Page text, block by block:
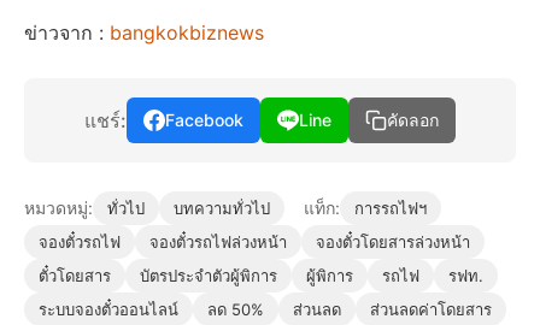
ข่าวจาก : bangkokbiznews
แชร์: Facebook Line คัดลอก
หมวดหมู่: ทั่วไป บทความทั่วไป แท็ก:
การรถไฟฯ
จองตั๋วรถไฟ
จองตั๋วรถไฟล่วงหน้า
จองตั๋วโดยสารล่วงหน้า
ตั๋วโดยสาร
บัตรประจำตัวผู้พิการ ผู้พิการ รถไฟ
รฟท.
ระบบจองตั๋วออนไลน์
ลด 50% ส่วนลด
ส่วนลดค่าโดยสาร